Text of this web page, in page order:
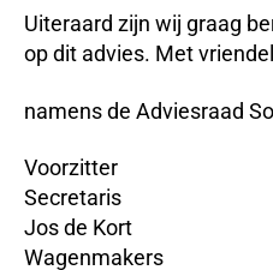
Uiteraard zijn wij graag
op dit advies. Met
namens de Adviesraad
Secretaris
Jos de
Wagenmakers